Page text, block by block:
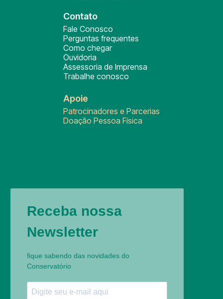
Contato
Fale Conosco
Perguntas frequentes
Como chegar
Ouvidoria
Assessoria de Imprensa
Trabalhe conosco
Apoie
Patrocinadores e Parcerias
Doação Pessoa Física